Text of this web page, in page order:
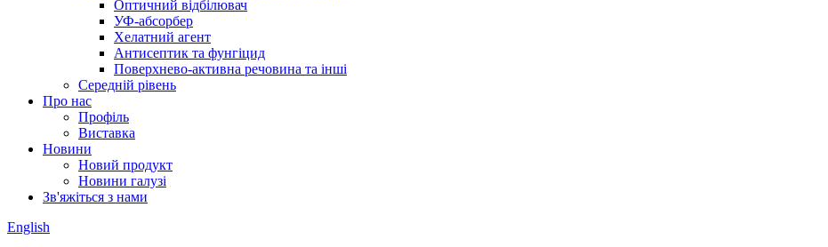
Оптичний відбілювач
УФ-абсорбер
Хелатний агент
Антисептик та фунгіцид
Поверхнево-активна речовина та інші
Середній рівень
Про нас
Профіль
Виставка
Новини
Новий продукт
Новини галузі
Зв'яжіться з нами
English